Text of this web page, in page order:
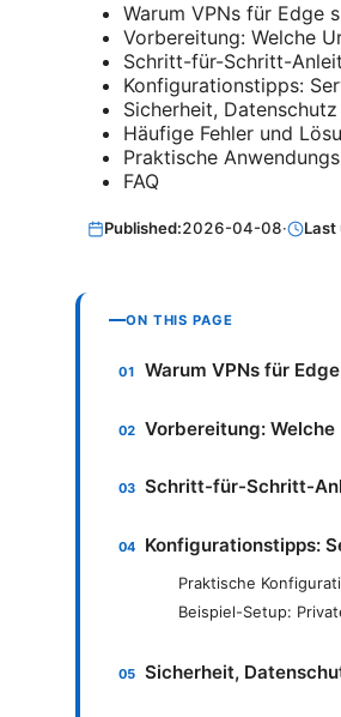
Warum VPNs für Edge
Vorbereitung: Welche
Schritt-für-Schritt-
Konfigurationstipps:
Sicherheit,
Häufige Fehler und
Praktische
FAQ
Published:2026-04-08· Last
ON THIS PAGE
Warum VPNs für
Vorbereitung:
Schritt-für-Schritt-
Konfigurationstipps:
Praktische
Beispiel-Setup:
Sicherheit,